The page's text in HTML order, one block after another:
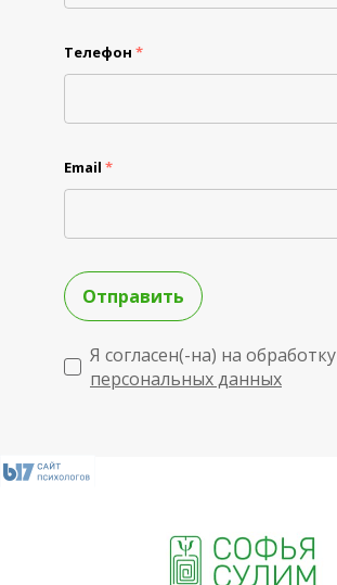
Телефон *
Email *
Отправить
Я согласен(-на) на обработку
персональных данных